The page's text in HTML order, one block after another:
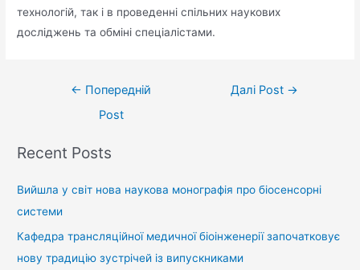
технологій, так і в проведенні спільних наукових
досліджень та обміні спеціалістами.
← Попередній
Post
Далі Post →
Recent Posts
Вийшла у світ нова наукова монографія про біосенсорні
системи
Кафедра трансляційної медичної біоінженерії започатковує
нову традицію зустрічей із випускниками